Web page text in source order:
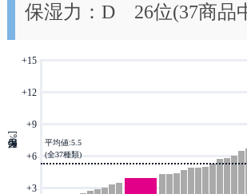
保湿力：D 26位(37商品
+15-
+12-
保湿力[%]
+9-
+6-
+3-
平均値:5.5
(全37種類)